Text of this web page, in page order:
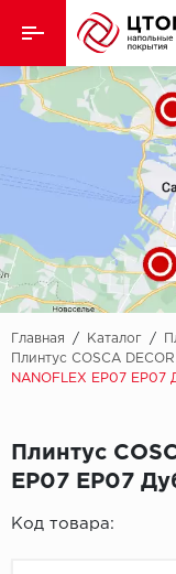
Назад
Кварцвиниловая
Ламинат
Ковролин
Линолеум
Паркет
Паркетная доска
Подложка
Пробковое
Главная / Каталог /
Плинтус COSCA
NANOFLEX EP07 EP07
Плинтус
EP07 EP07
Код товара: